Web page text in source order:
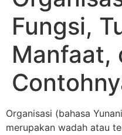
Fungsi,
Manfaat,
Organisasi (bahasa
merupakan wadah atau